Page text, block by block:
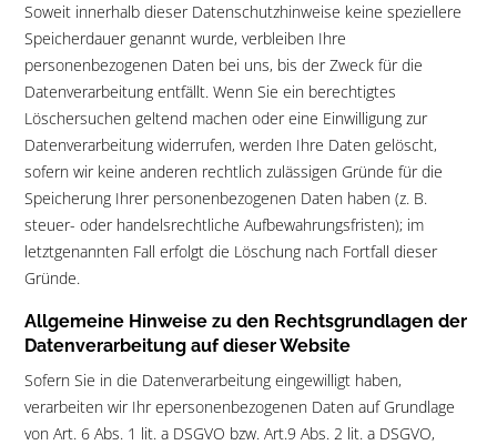
Soweit innerhalb dieser Datenschutzhinweise keine speziellere
Speicherdauer genannt wurde, verbleiben Ihre
personenbezogenen Daten bei uns, bis der Zweck für die
Datenverarbeitung entfällt. Wenn Sie ein berechtigtes
Löschersuchen geltend machen oder eine Einwilligung zur
Datenverarbeitung widerrufen, werden Ihre Daten gelöscht,
sofern wir keine anderen rechtlich zulässigen Gründe für die
Speicherung Ihrer personenbezogenen Daten haben (z. B.
steuer- oder handelsrechtliche Aufbewahrungsfristen); im
letztgenannten Fall erfolgt die Löschung nach Fortfall dieser
Gründe.
Allgemeine Hinweise zu den Rechtsgrundlagen der
Datenverarbeitung auf dieser Website
Sofern Sie in die Datenverarbeitung eingewilligt haben,
verarbeiten wir Ihr epersonenbezogenen Daten auf Grundlage
von Art. 6 Abs. 1 lit. a DSGVO bzw. Art.9 Abs. 2 lit. a DSGVO,